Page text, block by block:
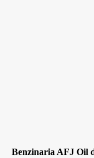
Benzinaria AFJ Oil